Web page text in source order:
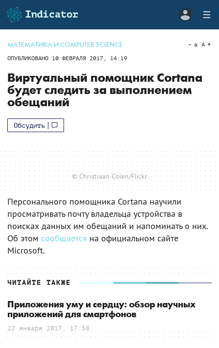
МАТЕМАТИКА И COMPUTER SCIENCE
ОПУБЛИКОВАНО 10 ФЕВРАЛЯ 2017, 14:19
a A
Виртуальный помощник Cortana
будет следить за выполнением
обещаний
Обсудить
© Christiaan Colen/Flickr
Персонального помощника Cortana научили
просматривать почту владельца устройства в
поисках данных им обещаний и напоминать о них.
Об этом сообщается на официальном сайте
Microsoft.
ЧИТАЙТЕ ТАКЖЕ
Приложения уму и сердцу: обзор научных
приложений для смартфонов
22 января 2017, 17:58